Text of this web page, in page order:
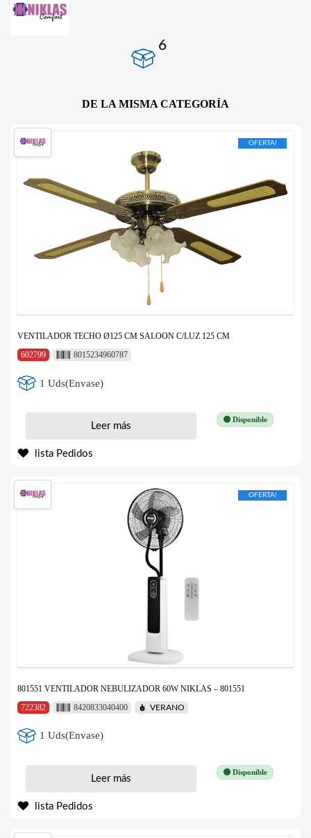
6
DE LA MISMA CATEGORÍA
OFERTA!
VENTILADOR TECHO Ø125 CM SALOON C/LUZ 125 CM
602799
8015234960787
1 Uds(Envase)
🟢 Disponible
Leer más
lista Pedidos
OFERTA!
801551 VENTILADOR NEBULIZADOR 60W NIKLAS – 801551
722382
8420833040400 VERANO
1 Uds(Envase)
🟢 Disponible
Leer más
lista Pedidos